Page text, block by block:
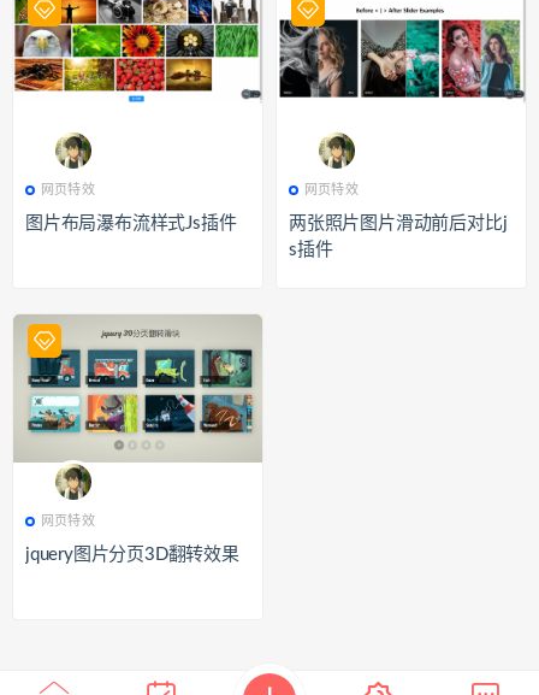
639
网页特效
图片布局瀑布流样式Js插件
804
网页特效
两张照片图片滑动前后对比j
s插件
635
网页特效
jquery图片分页3D翻转效果